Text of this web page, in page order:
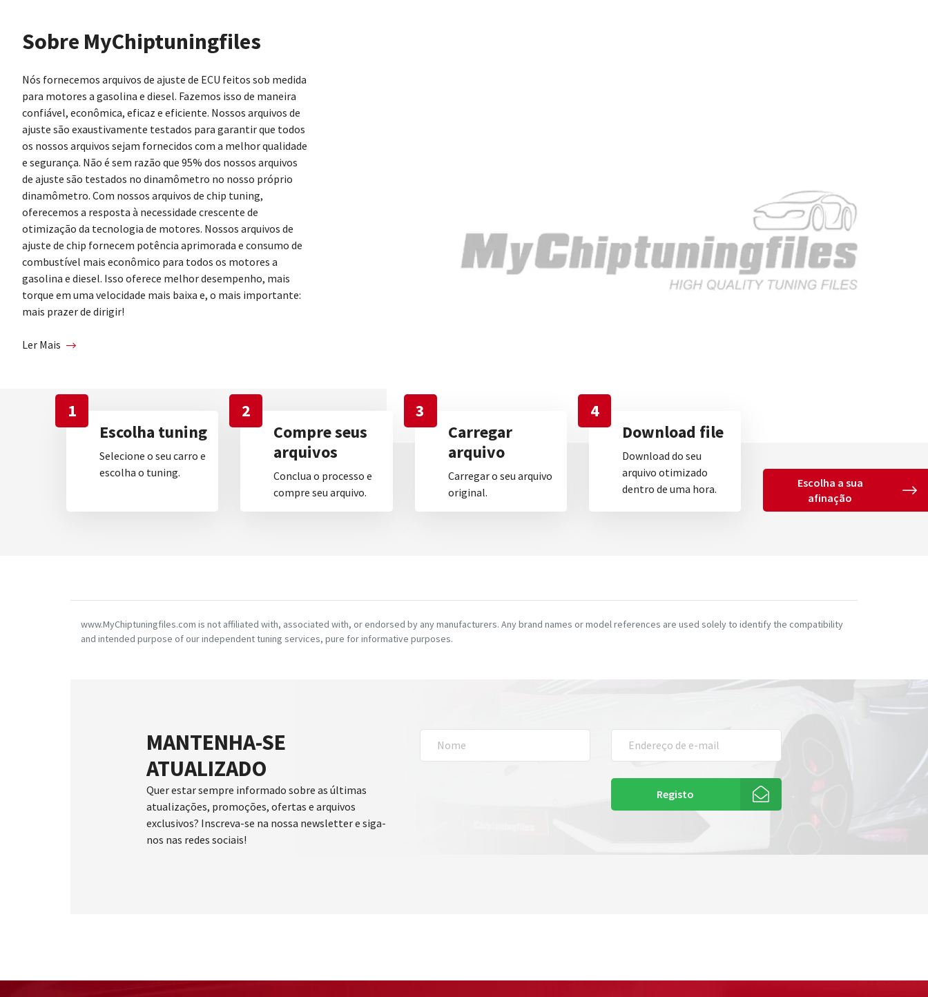
Sobre MyChiptuningfiles
Nós fornecemos arquivos de ajuste de ECU feitos sob medida
para motores a gasolina e diesel. Fazemos isso de maneira
confiável, econômica, eficaz e eficiente. Nossos arquivos de
ajuste são exaustivamente testados para garantir que todos
os nossos arquivos sejam fornecidos com a melhor qualidade
e segurança. Não é sem razão que 95% dos nossos arquivos
de ajuste são testados no dinamômetro no nosso próprio
dinamômetro. Com nossos arquivos de chip tuning,
oferecemos a resposta à necessidade crescente de
otimização da tecnologia de motores. Nossos arquivos de
ajuste de chip fornecem potência aprimorada e consumo de
combustível mais econômico para todos os motores a
gasolina e diesel. Isso oferece melhor desempenho, mais
torque em uma velocidade mais baixa e, o mais importante:
mais prazer de dirigir!
Ler Mais
1
Escolha tuning
Selecione o seu carro e
escolha o tuning.
2
Compre seus
arquivos
Conclua o processo e
compre seu arquivo.
3
Carregar
arquivo
Carregar o seu arquivo
original.
4
Download file
Download do seu
arquivo otimizado
dentro de uma hora.
Escolha a sua
afinação
www.MyChiptuningfiles.com is not affiliated with, associated with, or endorsed by any manufacturers. Any brand names or model references are used solely to identify the compatibility
and intended purpose of our independent tuning services, pure for informative purposes.
MANTENHA-SE
ATUALIZADO
Quer estar sempre informado sobre as últimas
atualizações, promoções, ofertas e arquivos
exclusivos? Inscreva-se na nossa newsletter e siga-
nos nas redes sociais!
Registo